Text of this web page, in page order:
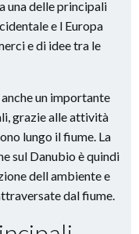
una delle principali
e l Europa
e di idee tra le
un importante
grazie alle attività
lungo il fiume. La
sul Danubio è quindi
dell ambiente e
dal fiume.